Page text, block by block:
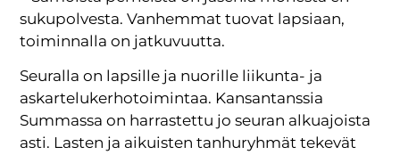
sukupolvesta. Vanhemmat tuovat lapsiaan,
toiminnalla on jatkuvuutta.
Seuralla on lapsille ja nuorille liikunta- ja
askartelukerhotoimintaa. Kansantanssia
Summassa on harrastettu jo seuran alkuajoista
asti. Lasten ja aikuisten tanhuryhmät tekevät